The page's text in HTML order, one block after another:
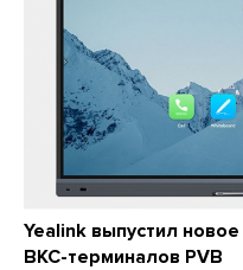
Yealink выпустил
ВКС-терминалов PVB